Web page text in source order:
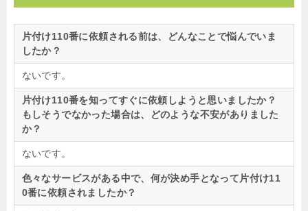
片付け110番に依頼される前は、どんなことで悩んでいま
したか？
ないです。
片付け110番を知ってすぐに依頼しようと思いましたか？
もしそうでなかった場合は、どのような不安がありました
か？
ないです。
色々なサービスがある中で、何が決め手となって片付け11
0番に依頼されましたか？